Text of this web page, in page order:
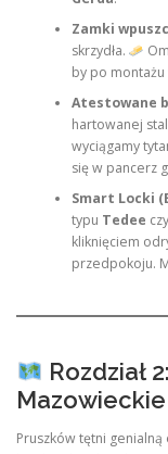
Zamki
skrzydła.
by po montażu
Atestowane
hartowanej
wyciągamy
się w pancerz
Smart Locki
typu Tedee czy
kliknięciem
przedpokoju.
Rozdział
Mazowieckie
Pruszków tętni